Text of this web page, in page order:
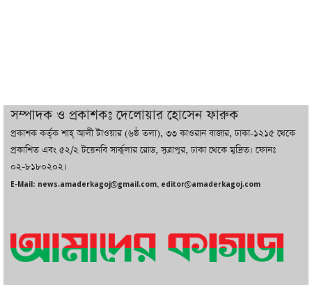
বাজারে কাঁচা মরিচে ‘আগুন’, ‘এত দাম তো
আগে দেখিনি’
সম্পাদক ও প্রকাশকঃ দেলোয়ার হোসেন ফারুক
প্রকাশক কর্তৃক শাহ্ আলী টাওয়ার (৬ষ্ঠ তলা), ৩৩ কাওরান বাজার, ঢাকা-১২১৫ থেকে
প্রকাশিত এবং ৫২/২ টয়েনবি সার্কুলার রোড, সুত্রাপুর, ঢাকা থেকে মুদ্রিত। ফোনঃ
০২-৮১৮০২০২।
E-Mail: news.amaderkagoj@gmail.com, editor@amaderkagoj.com